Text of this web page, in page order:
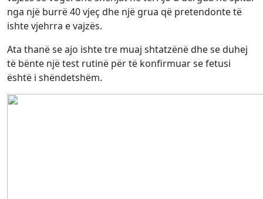
nga një burrë 40 vjeç dhe një grua që pretendonte të
ishte vjehrra e vajzës.
Ata thanë se ajo ishte tre muaj shtatzënë dhe se duhej
të bënte një test rutinë për të konfirmuar se fetusi
është i shëndetshëm.